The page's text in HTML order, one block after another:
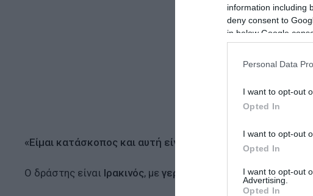
information including
deny consent to
in below Google
Personal Data
I want to opt-out
Opted In
I want to opt-out
Opted In
I want to opt-out
Advertising.
Opted In
«Είμαι κατάσκοπος και αυτή είναι τρομοκράτης – Μου
Ο δράστης είναι Ιρακινός, με γερμανικό διαβατήριο , ο